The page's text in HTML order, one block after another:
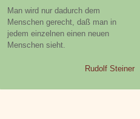
Man wird nur dadurch dem
Menschen gerecht, daß man in
jedem einzelnen einen neuen
Menschen sieht.
Rudolf Steiner